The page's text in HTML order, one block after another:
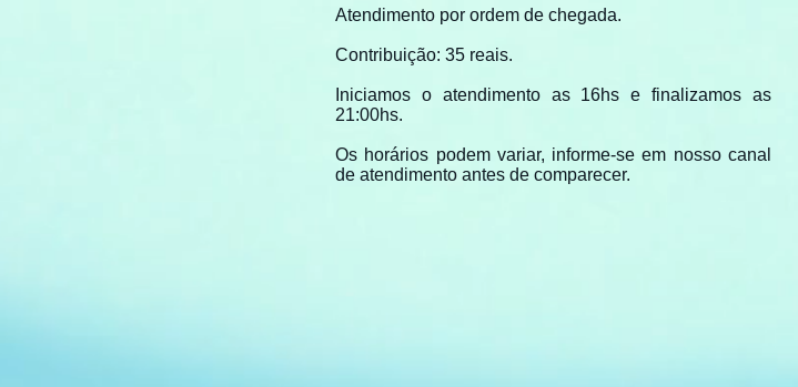
Atendimento por ordem de chegada.
Contribuição: 35 reais.
Iniciamos o atendimento as 16hs e finalizamos as
21:00hs.
Os horários podem variar, informe-se em nosso canal
de atendimento antes de comparecer.